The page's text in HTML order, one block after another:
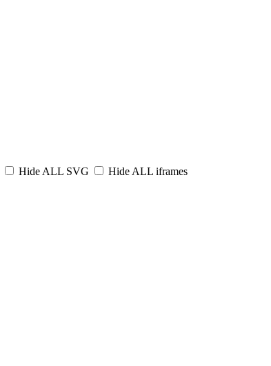
Hide ALL SVG
Hide ALL iframes